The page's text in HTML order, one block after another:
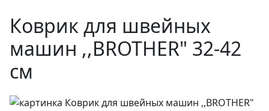
Коврик для швейных
машин ,,BROTHER" 32-42
см